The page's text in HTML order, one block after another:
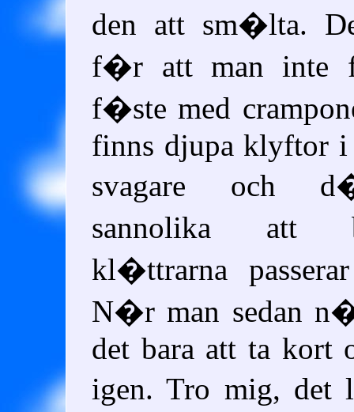
den att sm�lta.
f�r att man inte
f�ste med
finns djupa klyftor i
svagare och
sannolika att
kl�ttrarna
N�r man sedan
det bara att ta kort
igen. Tro mig, det